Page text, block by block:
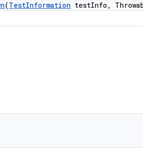
(TestInformation testInfo ,